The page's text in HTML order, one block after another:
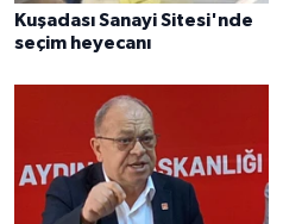
Kuşadası Sanayi Sitesi'nde
seçim heyecanı